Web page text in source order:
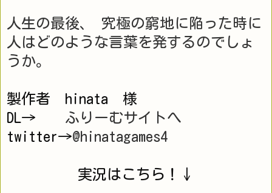
人生の最後、 究極の窮地に陥った時に
人はどのような言葉を発するのでしょ
うか。
製作者　hinata　様
DL→ ふりーむサイトへ
twitter→@hinatagames4
実況はこちら！↓